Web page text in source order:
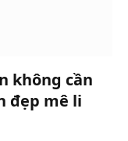
không cần
đẹp mê li